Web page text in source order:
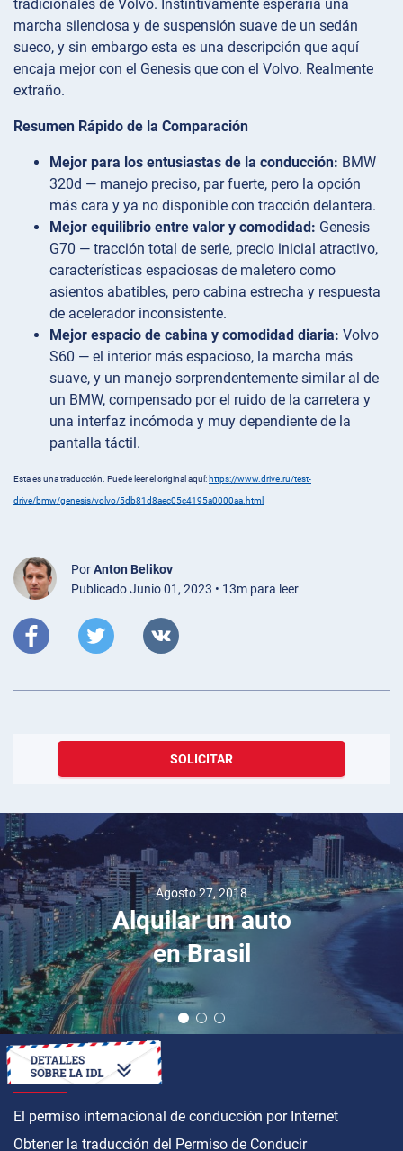
tradicionales de Volvo. Instintivamente esperaría una
marcha silenciosa y de suspensión suave de un sedán
sueco, y sin embargo esta es una descripción que aquí
encaja mejor con el Genesis que con el Volvo. Realmente
extraño.
Resumen Rápido de la Comparación
Mejor para los entusiastas de la conducción: BMW
320d — manejo preciso, par fuerte, pero la opción
más cara y ya no disponible con tracción delantera.
Mejor equilibrio entre valor y comodidad: Genesis
G70 — tracción total de serie, precio inicial atractivo,
características espaciosas de maletero como
asientos abatibles, pero cabina estrecha y respuesta
de acelerador inconsistente.
Mejor espacio de cabina y comodidad diaria: Volvo
S60 — el interior más espacioso, la marcha más
suave, y un manejo sorprendentemente similar al de
un BMW, compensado por el ruido de la carretera y
una interfaz incómoda y muy dependiente de la
pantalla táctil.
Esta es una traducción. Puede leer el original aquí: https://www.drive.ru/test-
drive/bmw/genesis/volvo/5db81d8aec05c4195a0000aa.html
PorAnton Belikov
Publicado Junio 01, 2023 • 13m para leer
SOLICITAR
Alfa Romeo: Tras
el Volante
Nostálgico —
Conduciendo el
Giulietta, el
Giulia, el 2600 y
el Spider por la
Toscana
CÓMO OBTENER
El permiso internacional de conducción por Internet
Obtener la traducción del Permiso de Conducir